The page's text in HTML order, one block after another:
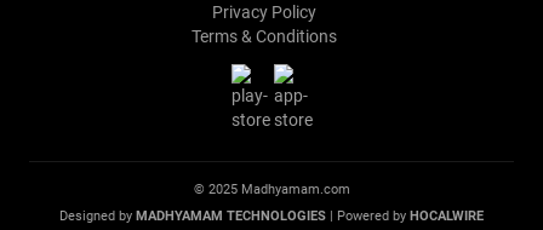
Privacy Policy
Terms & Conditions
© 2025 Madhyamam.com
Designed by MADHYAMAM TECHNOLOGIES | Powered by HOCALWIRE